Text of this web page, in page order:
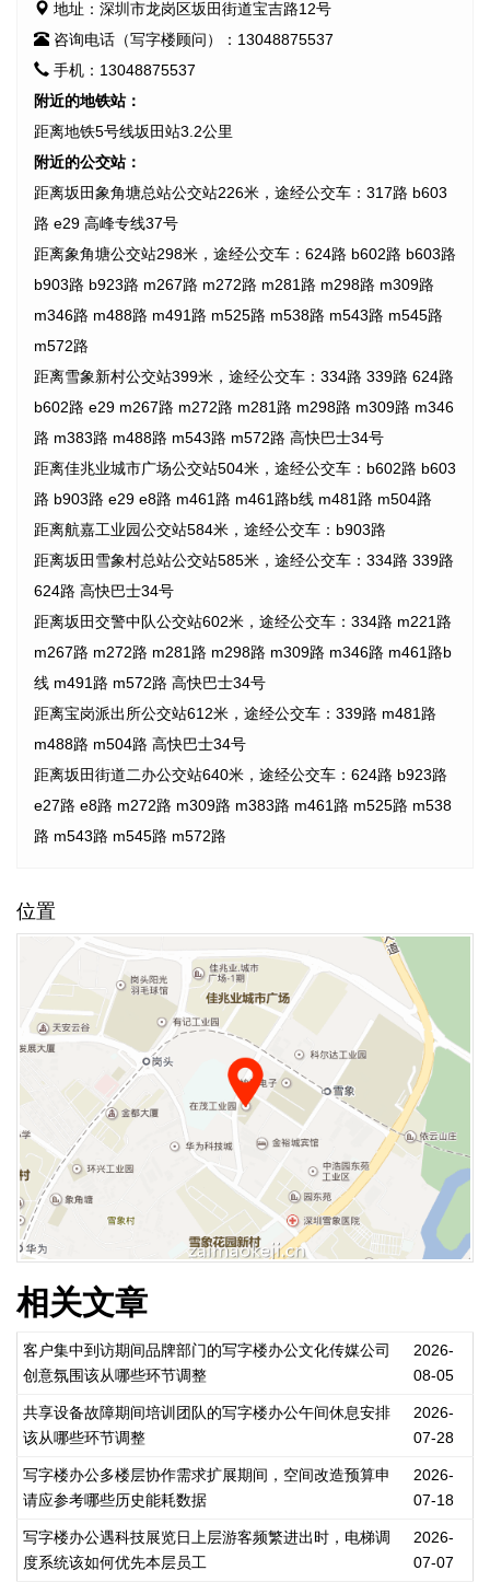
地址：深圳市龙岗区坂田街道宝吉路12号
咨询电话（写字楼顾问）：13048875537
手机：13048875537
附近的地铁站：
距离地铁5号线坂田站3.2公里
附近的公交站：
距离坂田象角塘总站公交站226米，途经公交车：317路 b603
路 e29 高峰专线37号
距离象角塘公交站298米，途经公交车：624路 b602路 b603路
b903路 b923路 m267路 m272路 m281路 m298路 m309路
m346路 m488路 m491路 m525路 m538路 m543路 m545路
m572路
距离雪象新村公交站399米，途经公交车：334路 339路 624路
b602路 e29 m267路 m272路 m281路 m298路 m309路 m346
路 m383路 m488路 m543路 m572路 高快巴士34号
距离佳兆业城市广场公交站504米，途经公交车：b602路 b603
路 b903路 e29 e8路 m461路 m461路b线 m481路 m504路
距离航嘉工业园公交站584米，途经公交车：b903路
距离坂田雪象村总站公交站585米，途经公交车：334路 339路
624路 高快巴士34号
距离坂田交警中队公交站602米，途经公交车：334路 m221路
m267路 m272路 m281路 m298路 m309路 m346路 m461路b
线 m491路 m572路 高快巴士34号
距离宝岗派出所公交站612米，途经公交车：339路 m481路
m488路 m504路 高快巴士34号
距离坂田街道二办公交站640米，途经公交车：624路 b923路
e27路 e8路 m272路 m309路 m383路 m461路 m525路 m538
路 m543路 m545路 m572路
位置
相关文章
客户集中到访期间品牌部门的写字楼办公文化传媒公司
创意氛围该从哪些环节调整
2026-
08-05
共享设备故障期间培训团队的写字楼办公午间休息安排
该从哪些环节调整
2026-
07-28
写字楼办公多楼层协作需求扩展期间，空间改造预算申
请应参考哪些历史能耗数据
2026-
07-18
写字楼办公遇科技展览日上层游客频繁进出时，电梯调
度系统该如何优先本层员工
2026-
07-07